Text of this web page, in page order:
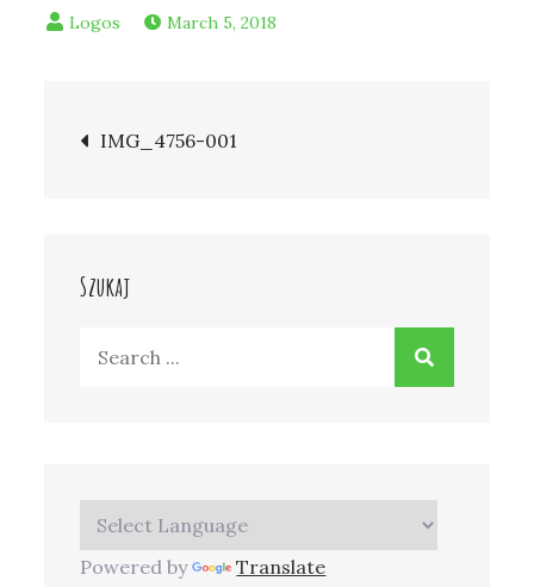
March 5, 2018
Post
IMG_4756-001
Szukaj
Powered by Translate